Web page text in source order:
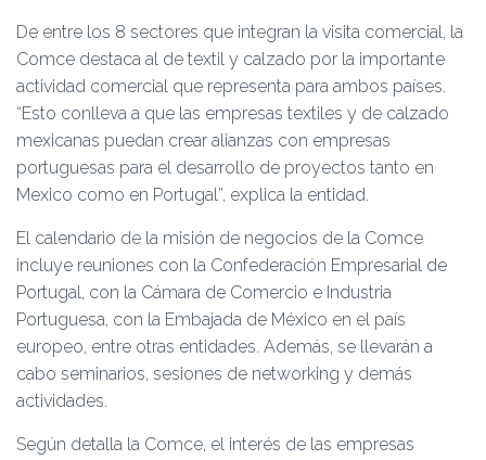
De entre los 8 sectores que integran la visita comercial, la
Comce destaca al de textil y calzado por la importante
actividad comercial que representa para ambos países.
“Esto conlleva a que las empresas textiles y de calzado
mexicanas puedan crear alianzas con empresas
portuguesas para el desarrollo de proyectos tanto en
Mexico como en Portugal”, explica la entidad.
El calendario de la misión de negocios de la Comce
incluye reuniones con la Confederación Empresarial de
Portugal, con la Cámara de Comercio e Industria
Portuguesa, con la Embajada de México en el país
europeo, entre otras entidades. Además, se llevarán a
cabo seminarios, sesiones de networking y demás
actividades.
Según detalla la Comce, el interés de las empresas